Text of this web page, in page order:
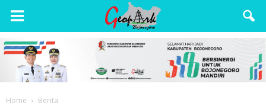
Wisata
Bojonegoro
Home Berita